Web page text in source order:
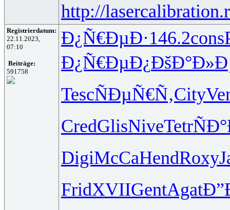
http://
Registrierdatum:
22.11.2023,
07:10
Beiträge:
591758
Ð¿Ñ€ÐµÐ·146.2cons
Ð¿Ñ€ÐµÐ¿
TescÑÐµÑ€Ñ‚City
CredGlisNiveTetr
DigiMcCaHendRoxy
FridXVIIGentAgat